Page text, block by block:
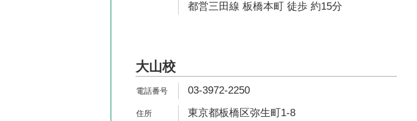
都営三田線 板橋本町 徒歩 約15分
大山校
03-3972-2250
東京都板橋区弥生町1-8